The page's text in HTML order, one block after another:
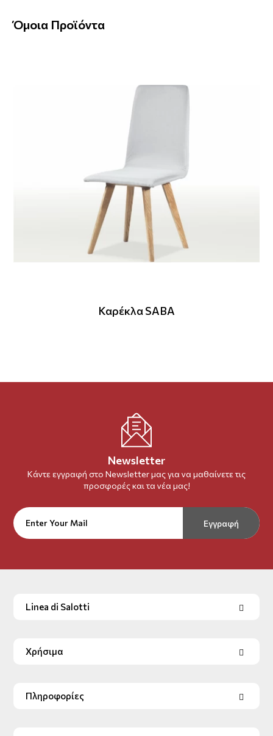
Όμοια Προϊόντα
Καρέκλα SABA
Newsletter
Κάντε εγγραφή στο Newsletter μας για να μαθαίνετε τις
προσφορές και τα νέα μας!
Εγγραφή
Linea di Salotti
Χρήσιμα
Πληροφορίες